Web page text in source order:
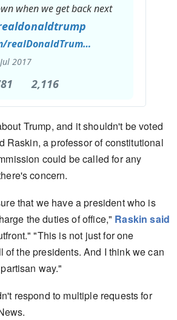
when we get back next
realDonaldTrump/status/
…
2017
2,116
Twitter
Ads
info
and
Trump, and it shouldn't be voted
Raskin, a professor of constitutional
could be called for any
concern.
that we have a president who is
the duties of office," Raskin said
"This is not just for one
the presidents. And I think we can
way."
respond to multiple requests for